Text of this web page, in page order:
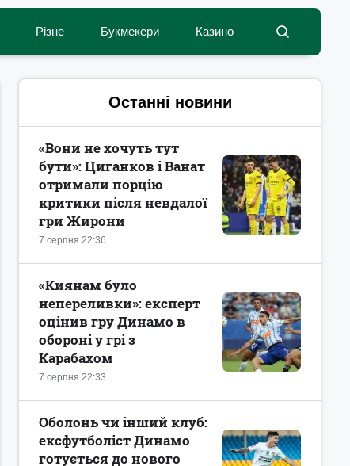
Різне Букмекери Казино
Останні новини
7 серпня 22:36
«Вони не хочуть тут
бути»: Циганков і Ванат
отримали порцію
критики після невдалої
гри Жирони
7 серпня 22:33
«Киянам було
непереливки»: експерт
оцінив гру Динамо в
обороні у грі з
Карабахом
Оболонь чи інший клуб:
ексфутболіст Динамо
готується до нового